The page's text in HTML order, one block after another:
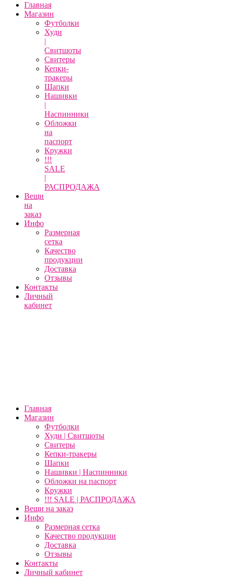
Главная
Магазин
Футболки
Худи
|
Свитшоты
Свитеры
Кепки-
тракеры
Шапки
Нашивки
|
Наспинники
Обложки
на
паспорт
Кружки
!!!
SALE
|
РАСПРОДАЖА
Вещи
на
заказ
Инфо
Размерная
сетка
Качество
продукции
Доставка
Отзывы
Контакты
Личный
кабинет
Главная
Магазин
Футболки
Худи | Свитшоты
Свитеры
Кепки-тракеры
Шапки
Нашивки | Наспинники
Обложки на паспорт
Кружки
!!! SALE | РАСПРОДАЖА
Вещи на заказ
Инфо
Размерная сетка
Качество продукции
Доставка
Отзывы
Контакты
Личный кабинет